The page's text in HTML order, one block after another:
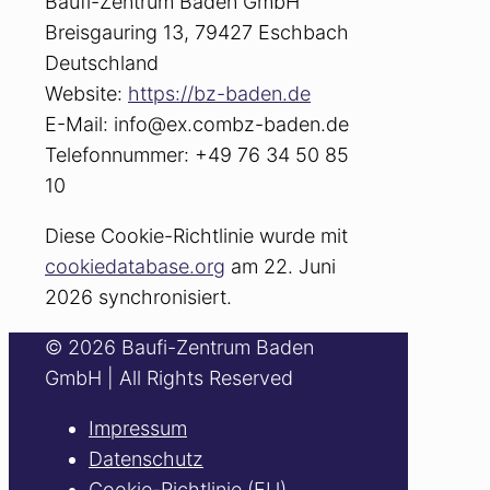
Breisgauring 13, 79427 Eschbach
Deutschland
Website: https://bz-baden.de
E-Mail: info@ex.combz-baden.de
Telefonnummer: +49 76 34 50 85
10
Diese Cookie-Richtlinie wurde mit
cookiedatabase.org am 22. Juni
2026 synchronisiert.
© 2026 Baufi-Zentrum Baden
GmbH | All Rights Reserved
Impressum
Datenschutz